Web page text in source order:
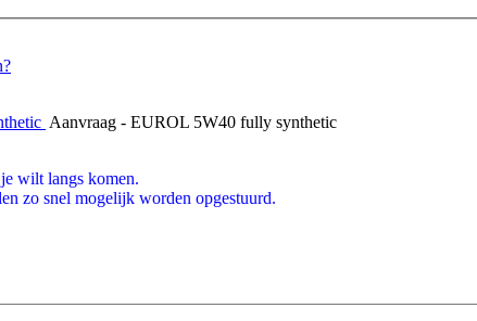
Aanvraag - EUROL 5W40 fully synthetic
wilt langs komen.
zo snel mogelijk worden opgestuurd.